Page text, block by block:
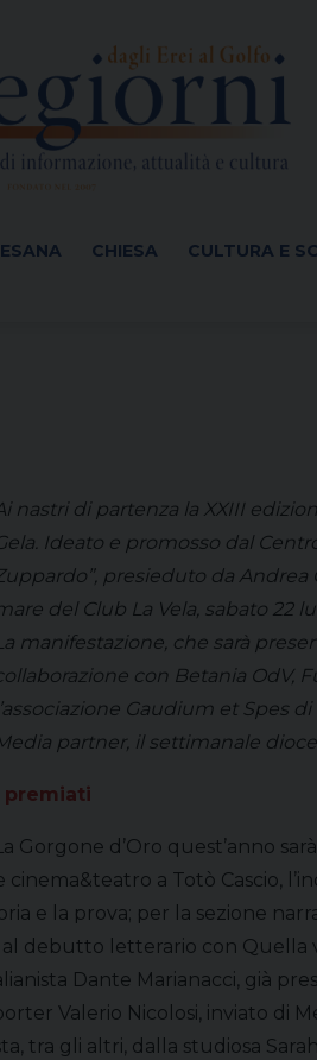
CHIESA CULTURA E
nastri di partenza la XXIII
Ideato e promosso dal
presieduto da Andrea
del Club La Vela, sabato 22
manifestazione, che sarà
con Betania OdV,
Gaudium et Spes
partner, il settimanale
I premiati
Gorgone d’Oro quest’anno
cinema&teatro a Totò Cascio,
e la prova; per la sezione
debutto letterario con
Dante Marianacci, già
Valerio Nicolosi, inviato di
tra gli altri, dalla studiosa